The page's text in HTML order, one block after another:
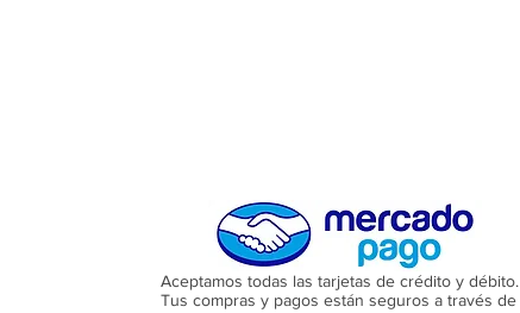
Aceptamos todas las tarjetas de crédito y débito.
Tus compras y pagos están seguros a través de